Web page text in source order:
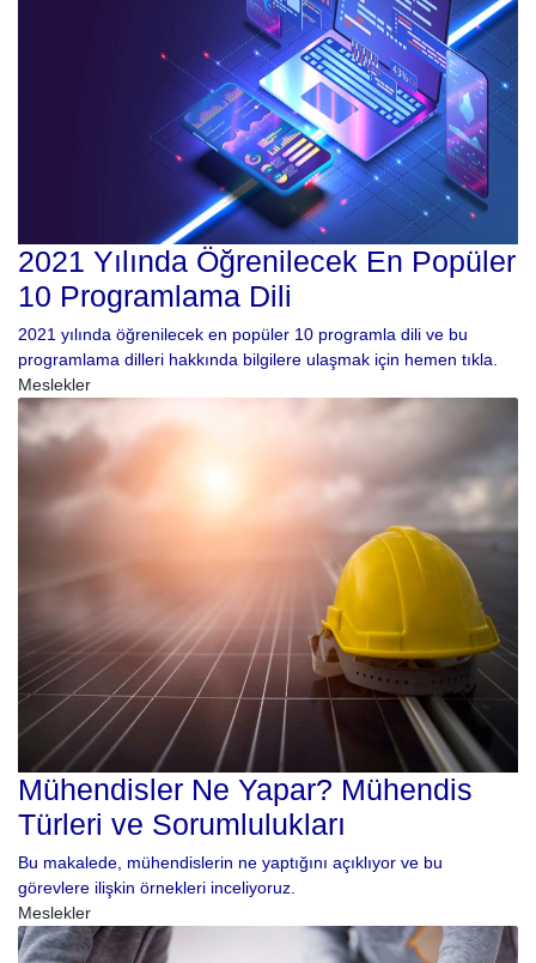
2021 Yılında Öğrenilecek En Popüler
10 Programlama Dili
2021 yılında öğrenilecek en popüler 10 programla dili ve bu
programlama dilleri hakkında bilgilere ulaşmak için hemen tıkla.
Meslekler
Mühendisler Ne Yapar? Mühendis
Türleri ve Sorumlulukları
Bu makalede, mühendislerin ne yaptığını açıklıyor ve bu
görevlere ilişkin örnekleri inceliyoruz.
Meslekler